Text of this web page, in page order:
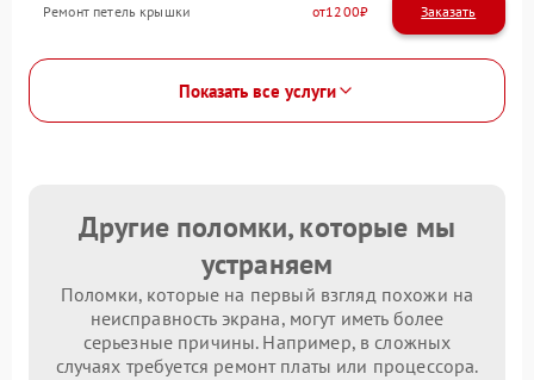
Ремонт петель крышки 1200
Показать все услуги
Другие поломки, которые мы
устраняем
Поломки, которые на первый взгляд похожи на
неисправность экрана, могут иметь более
серьезные причины. Например, в сложных
случаях требуется ремонт платы или процессора.